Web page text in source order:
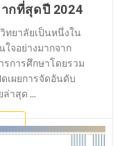
กที่สุดปี 2024
ทยาลัยเป็นหนึ่งใน
จอย่างมากจาก
รการศึกษาโดยรวม
เผยการจัดอันดับ
าสุด ...